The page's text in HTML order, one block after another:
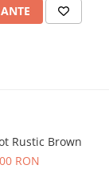
Rustic Brown
RON